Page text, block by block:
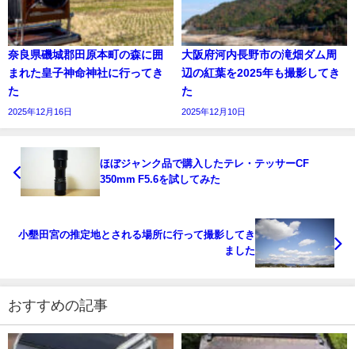
奈良県磯城郡田原本町の森に囲
まれた皇子神命神社に行ってき
た
2025年12月16日
大阪府河内長野市の滝畑ダム周
辺の紅葉を2025年も撮影してき
た
2025年12月10日
ほぼジャンク品で購入したテレ・テッサーCF
350mm F5.6を試してみた
小墾田宮の推定地とされる場所に行って撮影してき
ました
おすすめの記事